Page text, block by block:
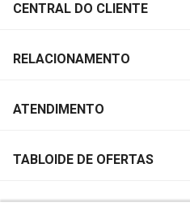
CENTRAL DO CLIENTE
RELACIONAMENTO
ATENDIMENTO
TABLOIDE DE OFERTAS